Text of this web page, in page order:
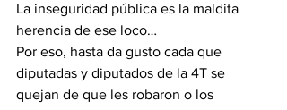
La inseguridad pública es la maldita
herencia de ese loco…
Por eso, hasta da gusto cada que
diputadas y diputados de la 4T se
quejan de que les robaron o los